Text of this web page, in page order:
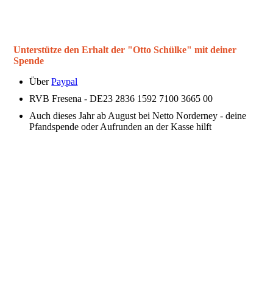
Unterstütze den Erhalt der "Otto Schülke" mit deiner
Spende
ÜberPaypal
RVB Fresena - DE23 2836 1592 7100 3665 00
Auch dieses Jahr ab August bei Netto Norderney - deine
Pfandspende oder Aufrunden an der Kasse hilft